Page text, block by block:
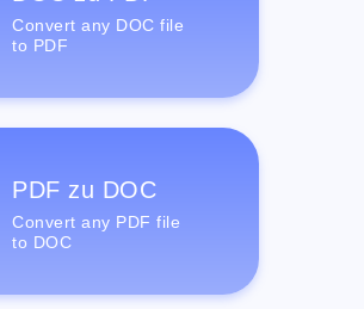
Convert any DOC file
to PDF
PDF zu DOC
Convert any PDF file
to DOC